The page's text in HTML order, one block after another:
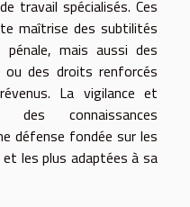
travail spécialisés. Ces
maîtrise des subtilités
mais aussi des
ou des droits renforcés
La vigilance et
des connaissances
défense fondée sur les
les plus adaptées à sa